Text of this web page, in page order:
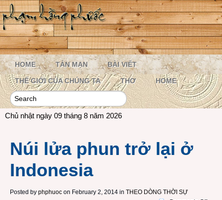
HOME TẢN MẠN BÀI VIẾT
THẾ GIỚI CỦA CHÚNG TA THƠ HOME
Chủ nhật ngày 09 tháng 8 năm 2026
Núi lửa phun trở lại ở
Indonesia
Posted by phphuoc on February 2, 2014 in THEO DÒNG THỜI SỰ